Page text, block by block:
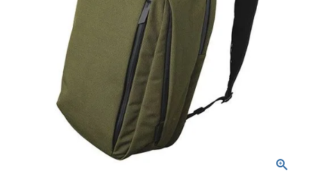
SALE品はこちら
INFORMATIOM
ご利用ガイド
お問い合わせ
メルマガ登録